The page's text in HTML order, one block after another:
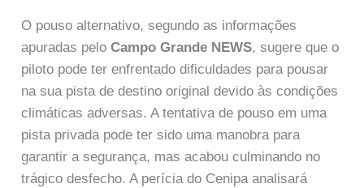
O pouso alternativo, segundo as informações
apuradas peloCampo Grande NEWS, sugere que o
piloto pode ter enfrentado dificuldades para pousar
na sua pista de destino original devido às condições
climáticas adversas. A tentativa de pouso em uma
pista privada pode ter sido uma manobra para
garantir a segurança, mas acabou culminando no
trágico desfecho. A perícia do Cenipa analisará